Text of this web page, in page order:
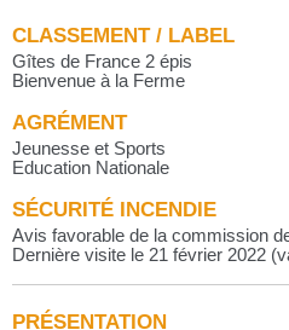
CLASSEMENT / LABEL
Gîtes de France 2 épis
Bienvenue à la Ferme
AGRÉMENT
Jeunesse et Sports
Education Nationale
SÉCURITÉ INCENDIE
Avis favorable de la commission
Dernière visite le 21 février 2022
PRÉSENTATION